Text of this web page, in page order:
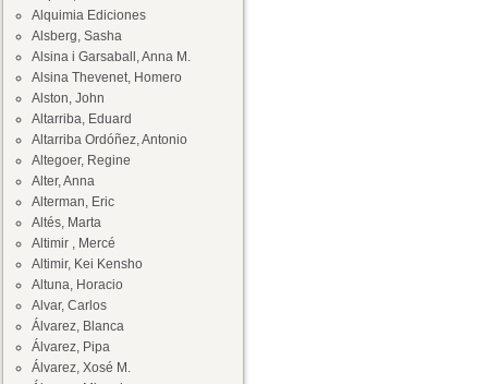
Alquimia Ediciones
Alsberg, Sasha
Alsina i Garsaball, Anna M.
Alsina Thevenet, Homero
Alston, John
Altarriba, Eduard
Altarriba Ordóñez, Antonio
Altegoer, Regine
Alter, Anna
Alterman, Eric
Altés, Marta
Altimir , Mercé
Altimir, Kei Kensho
Altuna, Horacio
Alvar, Carlos
Álvarez, Blanca
Álvarez, Pipa
Álvarez, Xosé M.